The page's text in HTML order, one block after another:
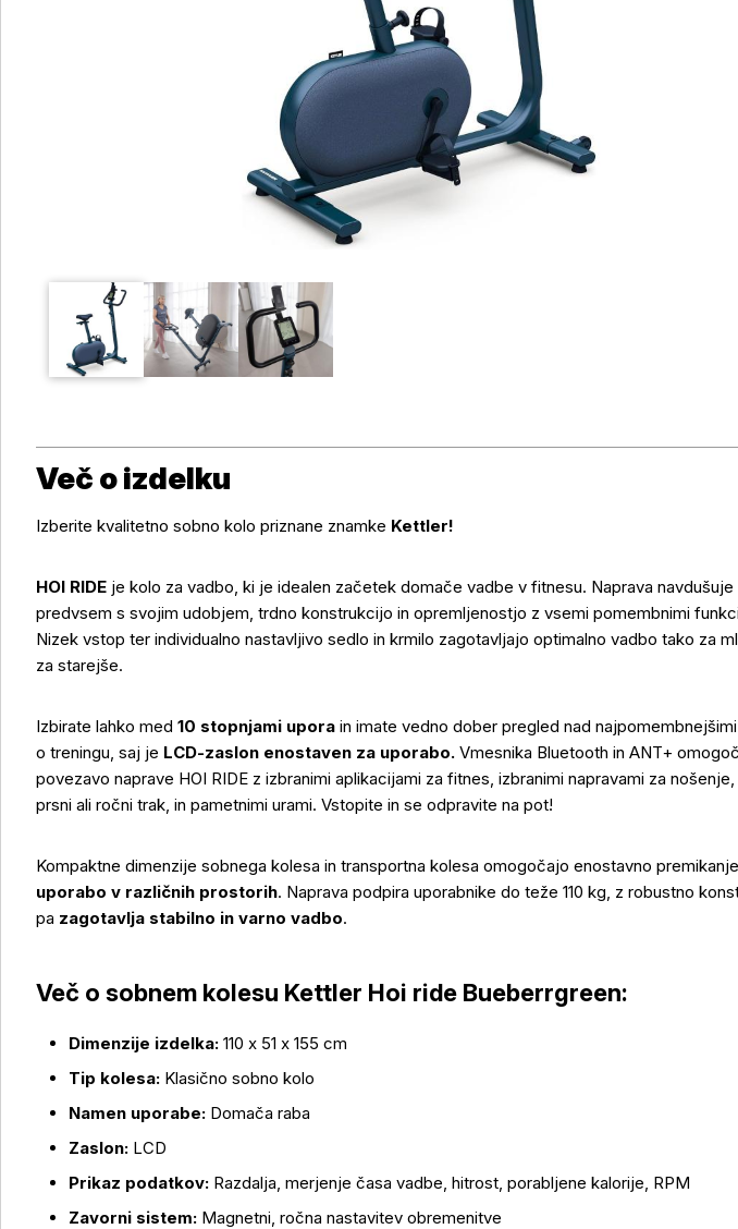
Več o izdelku
Izberite kvalitetno sobno kolo priznane znamke Kettler!
HOI RIDE je kolo za vadbo, ki je idealen začetek domače vadbe v fitnesu. Naprava navdušuje
predvsem s svojim udobjem, trdno konstrukcijo in opremljenostjo z vsemi pomembnimi
Nizek vstop ter individualno nastavljivo sedlo in krmilo zagotavljajo optimalno vadbo tako za
za starejše.
Izbirate lahko med 10 stopnjami upora in imate vedno dober pregled nad
o treningu, saj je LCD-zaslon enostaven za uporabo. Vmesnika Bluetooth in ANT+
povezavo naprave HOI RIDE z izbranimi aplikacijami za fitnes, izbranimi napravami za
prsni ali ročni trak, in pametnimi urami. Vstopite in se odpravite na pot!
Kompaktne dimenzije sobnega kolesa in transportna kolesa omogočajo enostavno
uporabo v različnih prostorih. Naprava podpira uporabnike do teže 110 kg, z robustno
pa zagotavlja stabilno in varno vadbo.
Več o sobnem kolesu Kettler Hoi ride Bueberrgreen:
Dimenzije izdelka: 110 x 51 x 155 cm
Tip kolesa: Klasično sobno kolo
Namen uporabe: Domača raba
Zaslon: LCD
Prikaz podatkov: Razdalja, merjenje časa vadbe, hitrost, porabljene kalorije, RPM
Zavorni sistem: Magnetni, ročna nastavitev obremenitve